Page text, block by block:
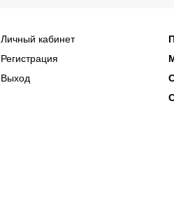
Личный кабинет
Регистрация
Выход